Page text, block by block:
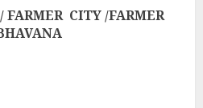
CITY /FARMER